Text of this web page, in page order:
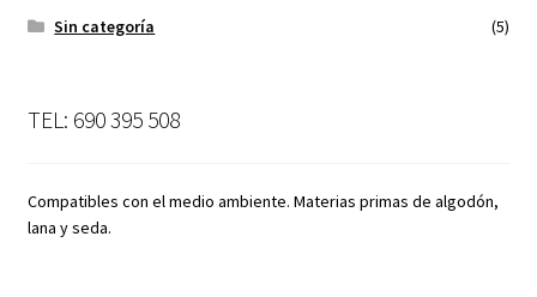
Sin categoría
(5)
TEL: 690 395 508
Compatibles con el medio ambiente. Materias primas de algodón,
lana y seda.